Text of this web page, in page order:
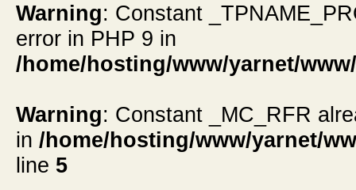
Warning: Constant
error in PHP 9 in
/home/hosting/www/yarnet/
Warning: Constant _MC_RFR
in /home/hosting/www/yarnet/
line 5